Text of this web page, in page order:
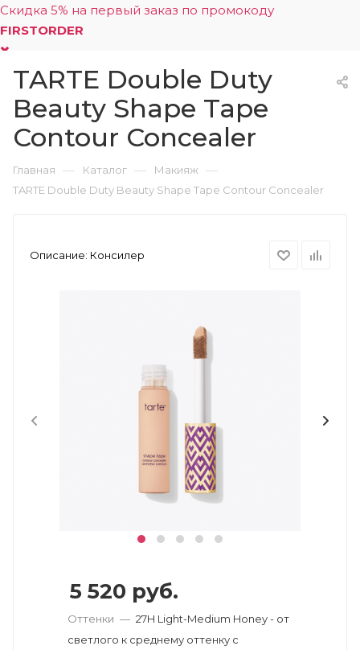
Скидка 5% на первый заказ по промокоду
FIRSTORDER
0
TARTE Double Duty
Beauty Shape Tape
Contour Concealer
Главная — Каталог — Макияж —
TARTE Double Duty Beauty Shape Tape Contour Concealer
Описание: Консилер
5 520 руб.
Оттенки — 27H Light-Medium Honey - от
светлого к среднему оттенку с